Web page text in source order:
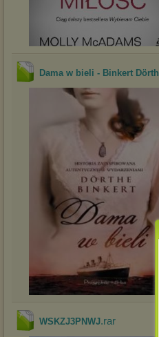
Dama w bieli - Binkert
WSKZJ3PNWJ.rar